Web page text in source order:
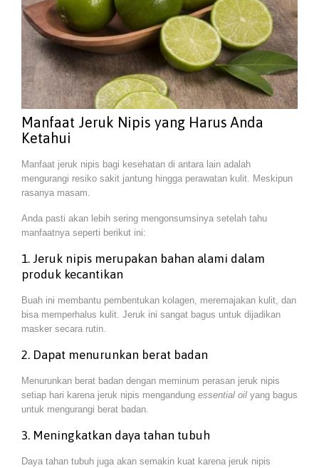
Manfaat Jeruk Nipis yang Harus Anda
Ketahui
Manfaat jeruk nipis bagi kesehatan di antara lain adalah
mengurangi resiko sakit jantung hingga perawatan kulit. Meskipun
rasanya masam.
Anda pasti akan lebih sering mengonsumsinya setelah tahu
manfaatnya seperti berikut ini:
1. Jeruk nipis merupakan bahan alami dalam
produk kecantikan
Buah ini membantu pembentukan kolagen, meremajakan kulit, dan
bisa memperhalus kulit. Jeruk ini sangat bagus untuk dijadikan
masker secara rutin.
2. Dapat menurunkan berat badan
Menurunkan berat badan dengan meminum perasan jeruk nipis
setiap hari karena jeruk nipis mengandung essential oil yang bagus
untuk mengurangi berat badan.
3. Meningkatkan daya tahan tubuh
Daya tahan tubuh juga akan semakin kuat karena jeruk nipis